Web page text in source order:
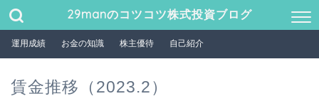
29manのコツコツ株式投資ブログ
運用成績 お金の知識 株主優待 自己紹介
賃金推移（2023.2）